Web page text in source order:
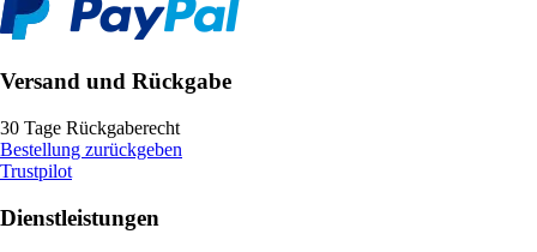
Versand und Rückgabe
30 Tage Rückgaberecht
Bestellung zurückgeben
Trustpilot
Dienstleistungen